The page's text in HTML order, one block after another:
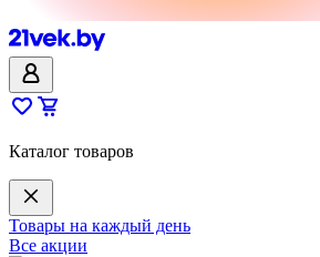
Каталог товаров
Товары на каждый день
Все акции